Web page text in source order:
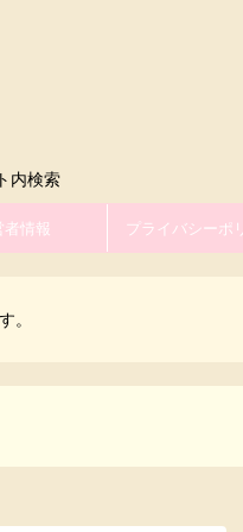
内検索
者情報 プライバシーポ
。